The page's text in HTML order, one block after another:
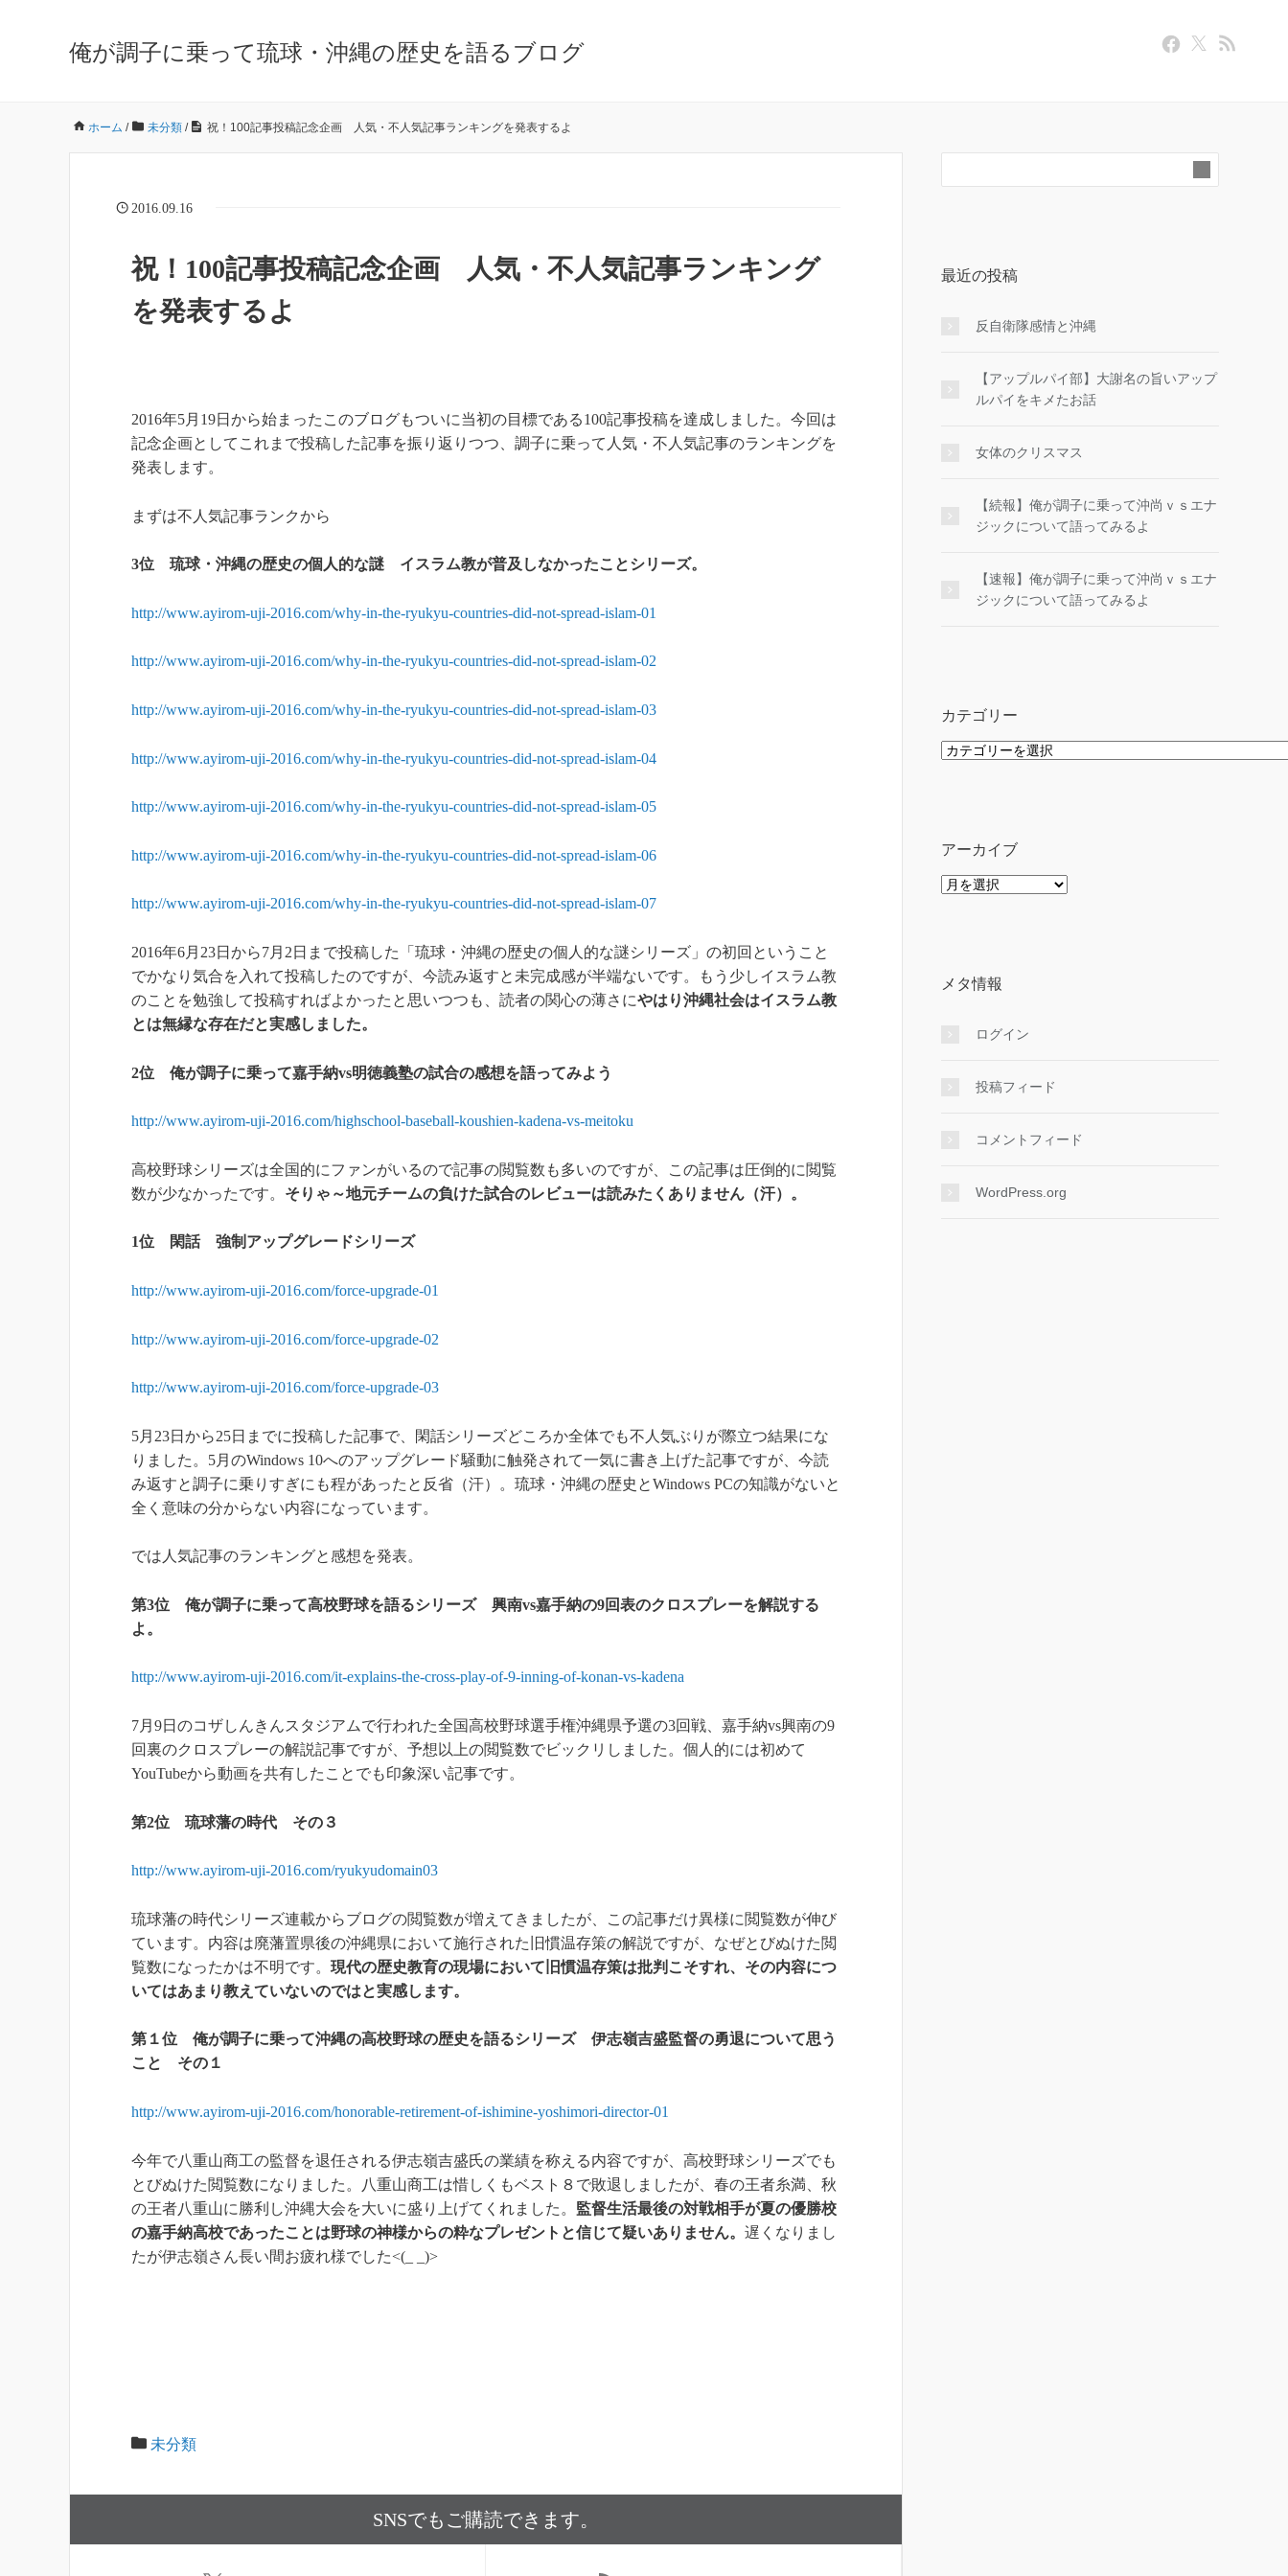
俺が調子に乗って琉球・沖縄の歴史を語るブログ
ホーム / 未分類 / 祝！100記事投稿記念企画 人気・不人気記事ランキングを発表するよ
2016.09.16
祝！100記事投稿記念企画 人気・不人気記事ランキング
を発表するよ
2016年5月19日から始まったこのブログもついに当初の目標である100記事投稿を達成しました。今回は
記念企画としてこれまで投稿した記事を振り返りつつ、調子に乗って人気・不人気記事のランキングを
発表します。
まずは不人気記事ランクから
3位 琉球・沖縄の歴史の個人的な謎 イスラム教が普及しなかったことシリーズ。
http://www.ayirom-uji-2016.com/why-in-the-ryukyu-countries-did-not-spread-islam-01
http://www.ayirom-uji-2016.com/why-in-the-ryukyu-countries-did-not-spread-islam-02
http://www.ayirom-uji-2016.com/why-in-the-ryukyu-countries-did-not-spread-islam-03
http://www.ayirom-uji-2016.com/why-in-the-ryukyu-countries-did-not-spread-islam-04
http://www.ayirom-uji-2016.com/why-in-the-ryukyu-countries-did-not-spread-islam-05
http://www.ayirom-uji-2016.com/why-in-the-ryukyu-countries-did-not-spread-islam-06
http://www.ayirom-uji-2016.com/why-in-the-ryukyu-countries-did-not-spread-islam-07
2016年6月23日から7月2日まで投稿した「琉球・沖縄の歴史の個人的な謎シリーズ」の初回ということ
でかなり気合を入れて投稿したのですが、今読み返すと未完成感が半端ないです。もう少しイスラム教
のことを勉強して投稿すればよかったと思いつつも、読者の関心の薄さにやはり沖縄社会はイスラム教
とは無縁な存在だと実感しました。
2位 俺が調子に乗って嘉手納vs明徳義塾の試合の感想を語ってみよう
http://www.ayirom-uji-2016.com/highschool-baseball-koushien-kadena-vs-meitoku
高校野球シリーズは全国的にファンがいるので記事の閲覧数も多いのですが、この記事は圧倒的に閲覧
数が少なかったです。 そりゃ～地元チームの負けた試合のレビューは読みたくありません（汗）。
1位 閑話 強制アップグレードシリーズ
http://www.ayirom-uji-2016.com/force-upgrade-01
http://www.ayirom-uji-2016.com/force-upgrade-02
http://www.ayirom-uji-2016.com/force-upgrade-03
5月23日から25日までに投稿した記事で、閑話シリーズどころか全体でも不人気ぶりが際立つ結果にな
りました。5月のWindows 10へのアップグレード騒動に触発されて一気に書き上げた記事ですが、今読
み返すと調子に乗りすぎにも程があったと反省（汗）。琉球・沖縄の歴史とWindows PCの知識がないと
全く意味の分からない内容になっています。
では人気記事のランキングと感想を発表。
第3位 俺が調子に乗って高校野球を語るシリーズ 興南vs嘉手納の9回表のクロスプレーを解説する
よ。
http://www.ayirom-uji-2016.com/it-explains-the-cross-play-of-9-inning-of-konan-vs-kadena
7月9日のコザしんきんスタジアムで行われた全国高校野球選手権沖縄県予選の3回戦、嘉手納vs興南の9
回裏のクロスプレーの解説記事ですが、予想以上の閲覧数でビックリしました。個人的には初めて
YouTubeから動画を共有したことでも印象深い記事です。
第2位 琉球藩の時代 その３
http://www.ayirom-uji-2016.com/ryukyudomain03
琉球藩の時代シリーズ連載からブログの閲覧数が増えてきましたが、この記事だけ異様に閲覧数が伸び
ています。内容は廃藩置県後の沖縄県において施行された旧慣温存策の解説ですが、なぜとびぬけた閲
覧数になったかは不明です。 現代の歴史教育の現場において旧慣温存策は批判こそすれ、その内容につ
いてはあまり教えていないのではと実感します。
第１位 俺が調子に乗って沖縄の高校野球の歴史を語るシリーズ 伊志嶺吉盛監督の勇退について思う
こと その１
http://www.ayirom-uji-2016.com/honorable-retirement-of-ishimine-yoshimori-director-01
今年で八重山商工の監督を退任される伊志嶺吉盛氏の業績を称える内容ですが、高校野球シリーズでも
とびぬけた閲覧数になりました。八重山商工は惜しくもベスト８で敗退しましたが、春の王者糸満、秋
の王者八重山に勝利し沖縄大会を大いに盛り上げてくれました。 監督生活最後の対戦相手が夏の優勝校
の嘉手納高校であったことは野球の神様からの粋なプレゼントと信じて疑いありません。 遅くなりまし
たが伊志嶺さん長い間お疲れ様でした<(_ _)>
未分類
SNSでもご購読できます。
最近の投稿
反自衛隊感情と沖縄
【アップルパイ部】大謝名の旨いアップ
ルパイをキメたお話
女体のクリスマス
【続報】俺が調子に乗って沖尚ｖｓエナ
ジックについて語ってみるよ
【速報】俺が調子に乗って沖尚ｖｓエナ
ジックについて語ってみるよ
カテゴリー
カ
アーカイブ
ア
メタ情報
ログイン
投稿フィード
コメントフィード
WordPress.org